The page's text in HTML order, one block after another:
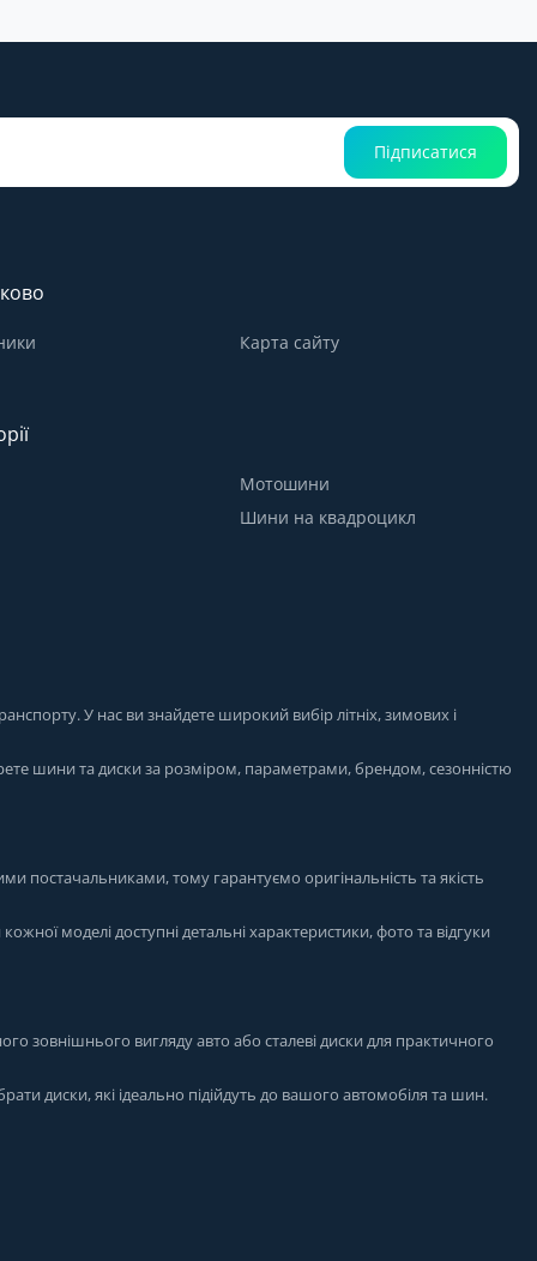
Підписатися
Карта сайту
Мотошини
Шини на квадроцикл
У нас ви знайдете широкий вибір літніх, зимових і
шини та диски за розміром, параметрами, брендом, сезонністю
постачальниками, тому гарантуємо оригінальність та якість
моделі доступні детальні характеристики, фото та відгуки
зовнішнього вигляду авто або сталеві диски для практичного
диски, які ідеально підійдуть до вашого автомобіля та шин.